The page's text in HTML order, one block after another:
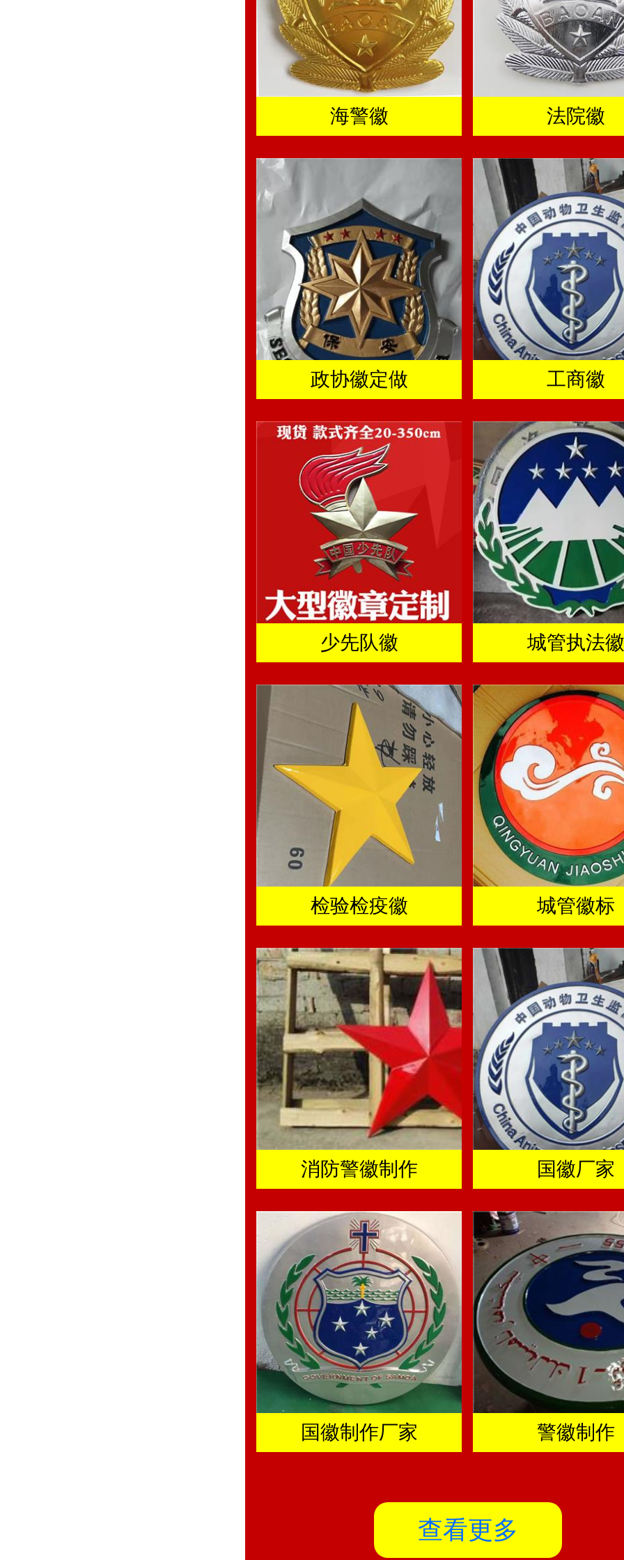
海警徽 法院徽
政协徽定做 工商徽
少先队徽 城管执法徽
检验检疫徽 城管徽标
消防警徽制作 国徽厂家
国徽制作厂家 警徽制作
查看更多